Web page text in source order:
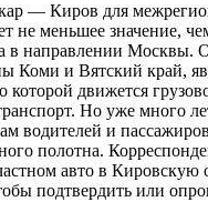
— Киров для
не меньшее значение,
в направлении Москвы.
Коми и Вятский край,
которой движется
Но уже много
водителей и
полотна.
авто в Кировскую
подтвердить или